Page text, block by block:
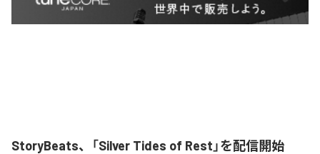
StoryBeats、「Silver Tides of Rest」を配信開始